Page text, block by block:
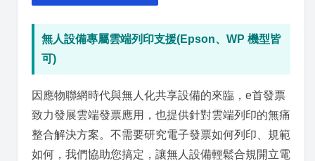
無人設備專屬雲端列印支援(Epson、WP 機型皆
可)
因應物聯網時代與無人化共享設備的來臨，e首發票
致力發展雲端發票應用，也提供針對雲端列印的無痛
整合解決方案。不需要研究電子發票如何列印、規範
如何，我們協助您搞定，讓無人設備輕鬆合規開立電